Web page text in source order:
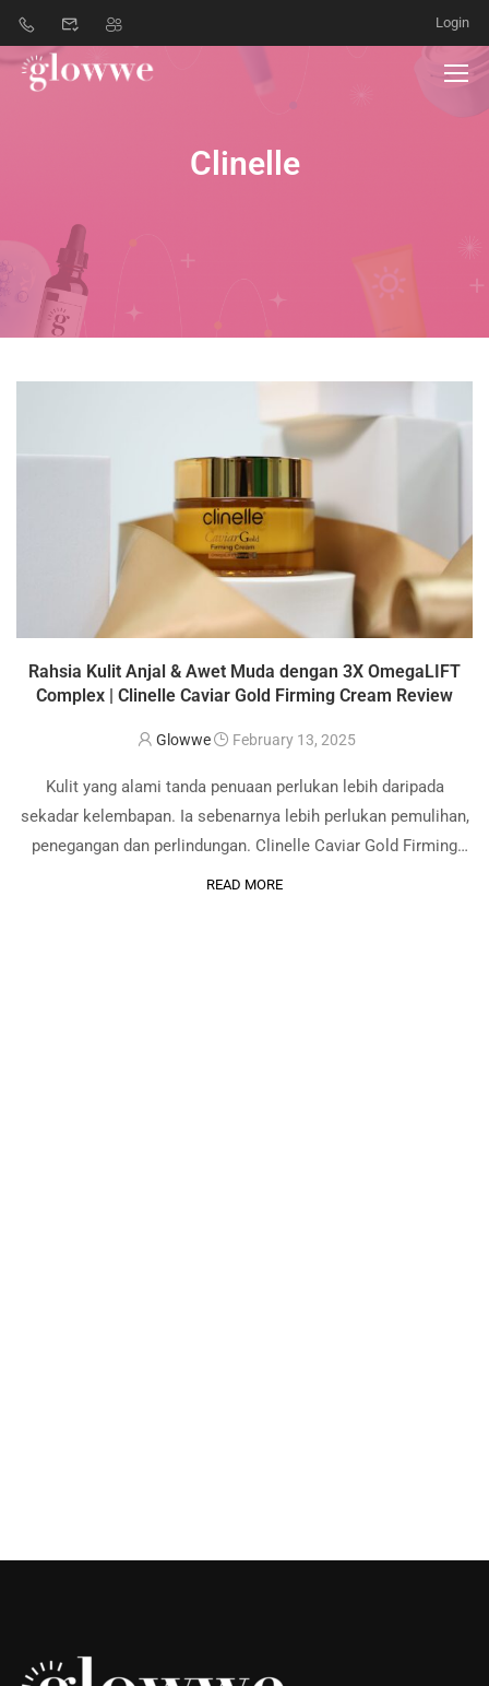
Login
Clinelle
Rahsia Kulit Anjal & Awet Muda dengan 3X OmegaLIFT
Complex | Clinelle Caviar Gold Firming Cream Review
Glowwe February 13, 2025
Kulit yang alami tanda penuaan perlukan lebih daripada
sekadar kelembapan. Ia sebenarnya lebih perlukan pemulihan,
penegangan dan perlindungan. Clinelle Caviar Gold Firming
Cream ialah pelembap ringan tetapi berkepekatan tinggi yang
READ MORE